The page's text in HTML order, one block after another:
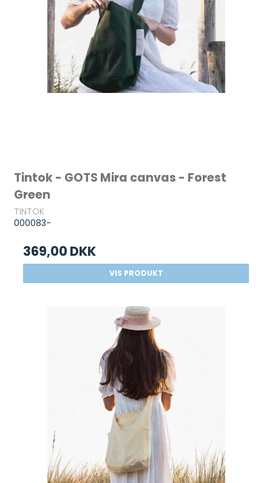
Tintok - GOTS Mira canvas - Forest
Green
TINTOK
000083-
369,00 DKK
VIS PRODUKT